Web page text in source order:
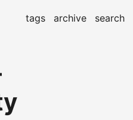
tags archive search